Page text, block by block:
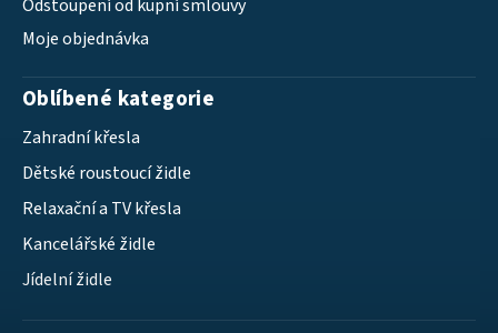
Odstoupení od kupní smlouvy
Moje objednávka
Oblíbené kategorie
Zahradní křesla
Dětské roustoucí židle
Relaxační a TV křesla
Kancelářské židle
Jídelní židle